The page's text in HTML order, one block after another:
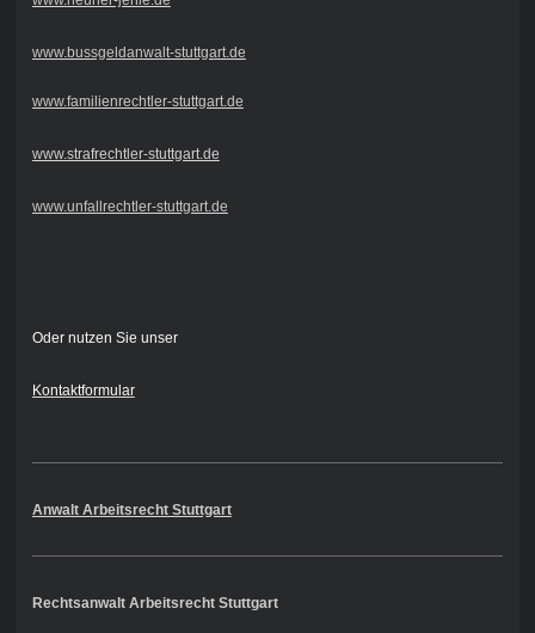
www.bussgeldanwalt-stuttgart.de
www.familienrechtler-stuttgart.de
www.strafrechtler-stuttgart.de
www.unfallrechtler-stuttgart.de
Oder nutzen Sie unser
Kontaktformular
Anwalt Arbeitsrecht Stuttgart
Rechtsanwalt Arbeitsrecht Stuttgart